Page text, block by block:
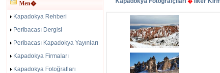
Men�
Kapadokya Rehberi
Peribacası Dergisi
Peribacası Kapadokya Yayınları
Kapadokya Firmaları
Kapadokya Fotoğrafları
�